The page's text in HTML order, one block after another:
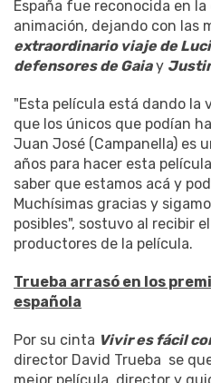
España fue reconocida en
animación, dejando con las
extraordinario viaje de
defensores de Gaiay
"Esta película está dando la
que los únicos que podían
Juan José (Campanella) es
años para hacer esta
saber que estamos acá y
Muchísimas gracias y
posibles", sostuvo al recibir
productores de la película.
Trueba arrasó en los
española
Por su cinta Vivir es fácil
director David Trueba se
mejor película, director y